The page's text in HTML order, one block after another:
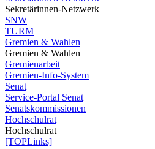
Sekretärinnen-Netzwerk
SNW
TURM
Gremien & Wahlen
Gremien & Wahlen
Gremienarbeit
Gremien-Info-System
Senat
Service-Portal Senat
Senatskommissionen
Hochschulrat
Hochschulrat
[TOPLinks]